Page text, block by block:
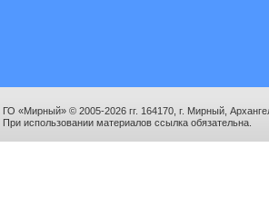
ГО «Мирный» © 2005-2026 гг. 164170, г. Мирный,
При использовании материалов ссылка обязательна.